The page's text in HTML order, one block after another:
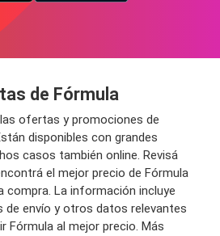
de Fórmula
ofertas y promociones de
disponibles con grandes
casos también online. Revisá
el mejor precio de Fórmula
compra. La información incluye
de envío y otros datos relevantes
Fórmula al mejor precio. Más